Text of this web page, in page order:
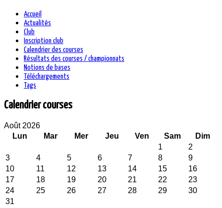
Accueil
Actualités
Club
Inscription club
Calendrier des courses
Résultats des courses / championnats
Notions de bases
Téléchargements
Tags
Calendrier courses
Août 2026
Lun
Mar Mer Jeu Ven Sam
Dim
1
2
3
4 5 6 7 8
9
10
11 12 13 14 15
16
17
18 19 20 21 22
23
24
25 26 27 28 29
30
31